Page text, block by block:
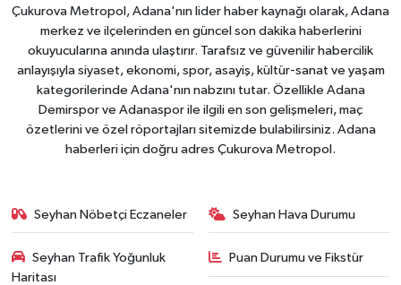
Çukurova Metropol, Adana'nın lider haber kaynağı olarak, Adana
merkez ve ilçelerinden en güncel son dakika haberlerini
okuyucularına anında ulaştırır. Tarafsız ve güvenilir habercilik
anlayışıyla siyaset, ekonomi, spor, asayiş, kültür-sanat ve yaşam
kategorilerinde Adana'nın nabzını tutar. Özellikle Adana
Demirspor ve Adanaspor ile ilgili en son gelişmeleri, maç
özetlerini ve özel röportajları sitemizde bulabilirsiniz. Adana
haberleri için doğru adres Çukurova Metropol.
Seyhan Nöbetçi Eczaneler Seyhan Hava Durumu
Seyhan Trafik Yoğunluk
Haritası
Puan Durumu ve Fikstür